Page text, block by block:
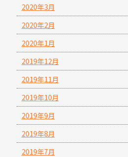
2020年3月
2020年2月
2020年1月
2019年12月
2019年11月
2019年10月
2019年9月
2019年8月
2019年7月